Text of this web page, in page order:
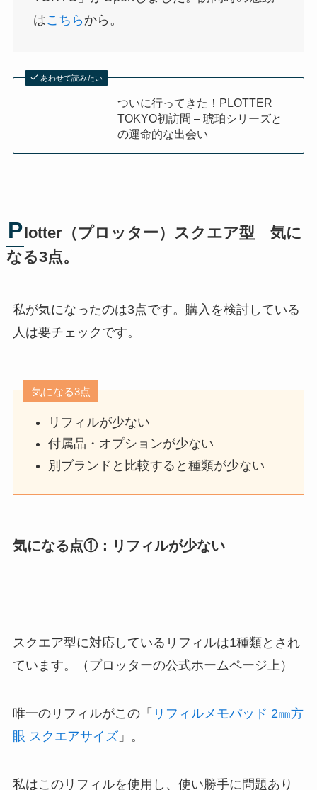
はこちら から。
あわせて読みたい
ついに行ってきた！PLOTTER
TOKYO初訪問 – 琥珀シリーズと
の運命的な出会い
P lotter（プロッター）スクエア型 気に
なる3点。
私が気になったのは3点です。購入を検討している
人は要チェックです。
気になる3点
リフィルが少ない
付属品・オプションが少ない
別ブランドと比較すると種類が少ない
気になる点①：リフィルが少ない
スクエア型に対応しているリフィルは1種類とされ
ています。（プロッターの公式ホームページ上）
唯一のリフィルがこの「 リフィルメモパッド 2㎜方
眼 スクエアサイズ」。
私はこのリフィルを使用し、使い勝手に問題あり